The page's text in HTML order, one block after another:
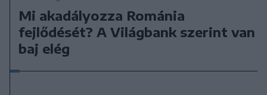
Mi akadályozza Románia
fejlődését? A Világbank szerint van
baj elég